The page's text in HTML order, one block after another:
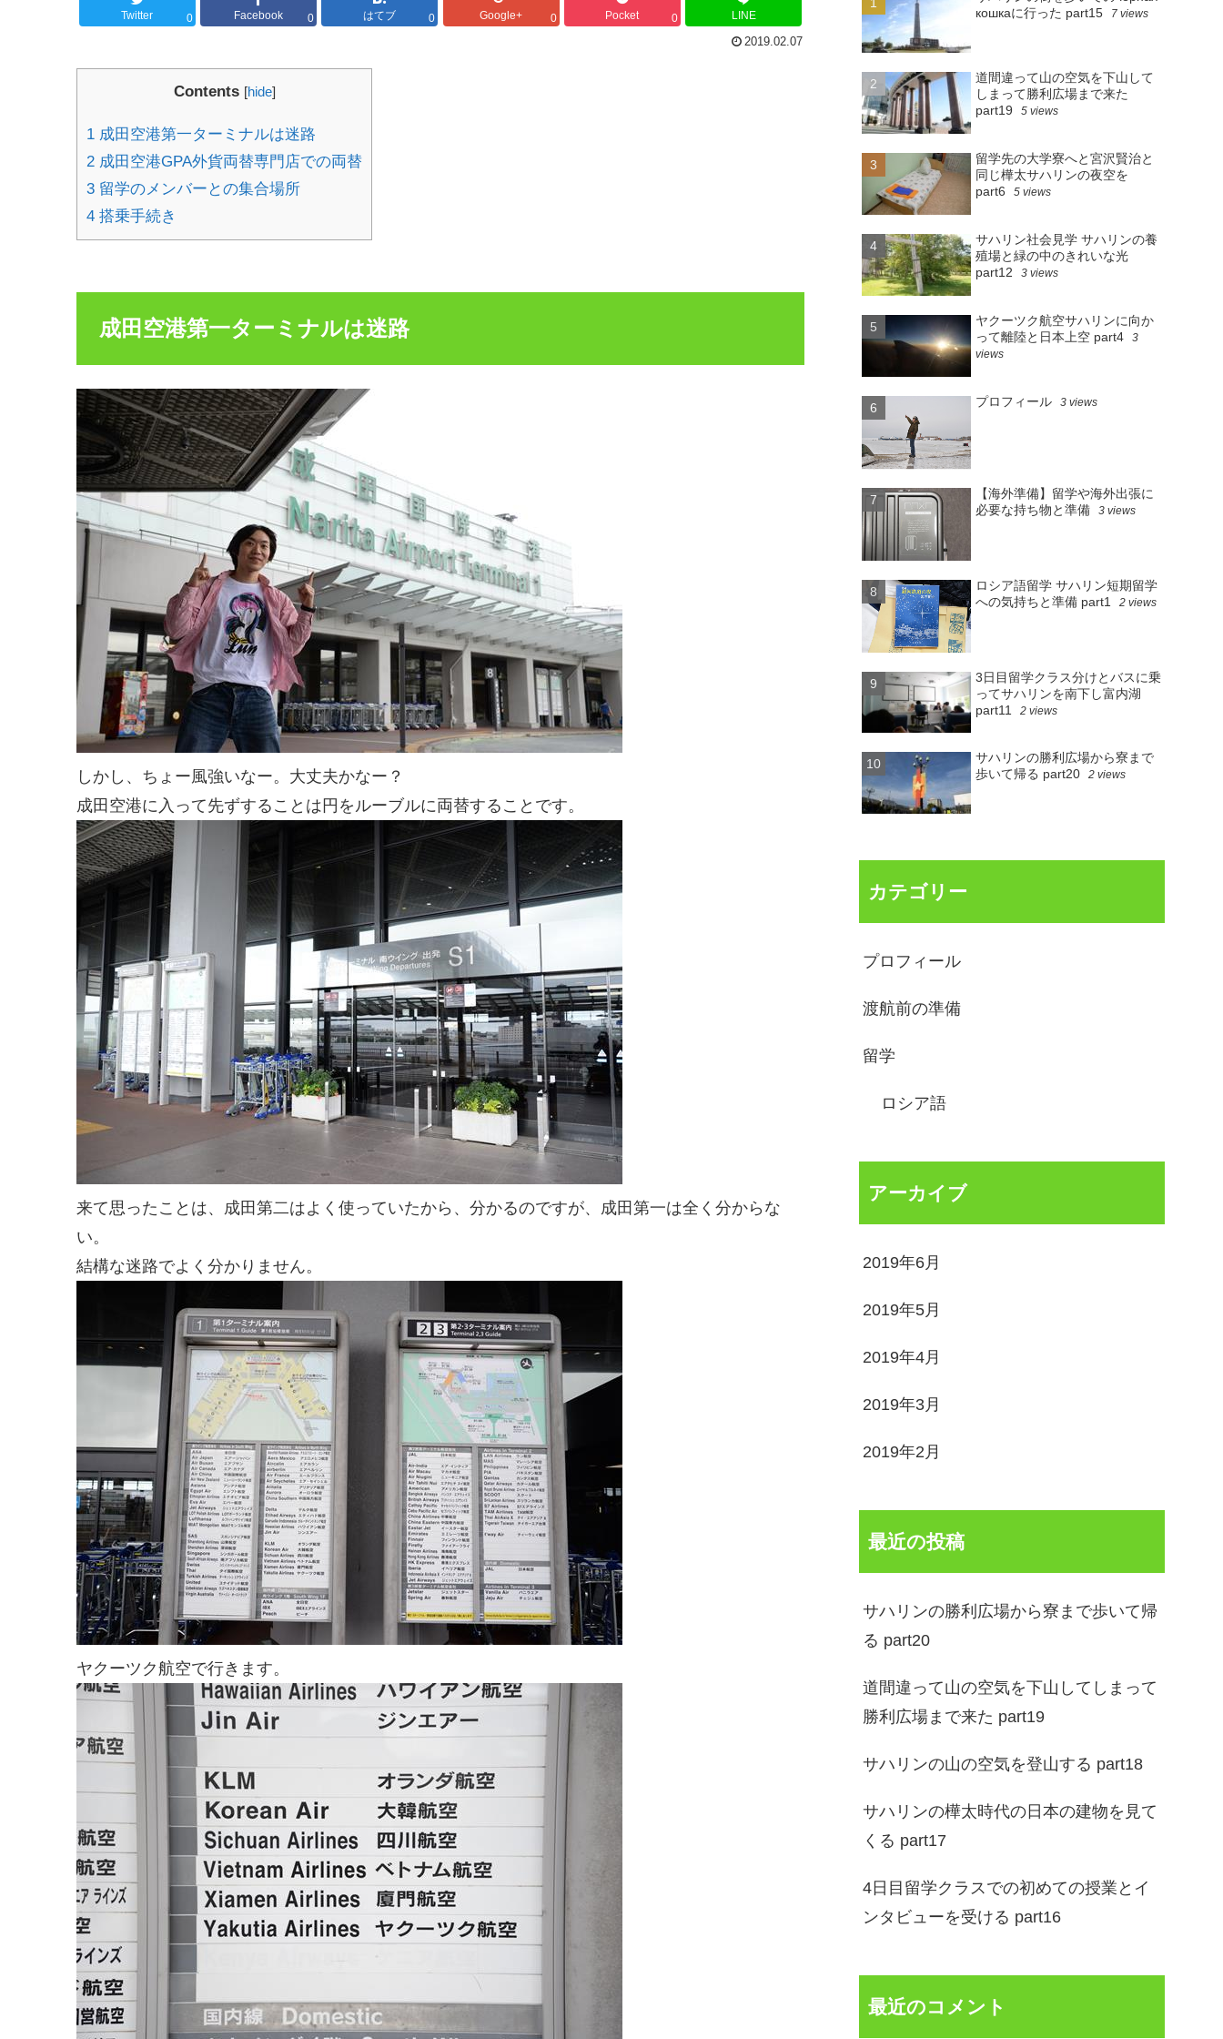
Twitter 0 Facebook 0 はてブ 0 Google+ 0 Pocket 0 LINE
2019.02.07
Contents [hide]
1 成田空港第一ターミナルは迷路
2 成田空港GPA外貨両替専門店での両替
3 留学のメンバーとの集合場所
4 搭乗手続き
成田空港第一ターミナルは迷路
しかし、ちょー風強いなー。大丈夫かなー？
成田空港に入って先ずすることは円をルーブルに両替することです。
来て思ったことは、成田第二はよく使っていたから、分かるのですが、成田第一は全く分からな
い。
結構な迷路でよく分かりません。
ヤクーツク航空で行きます。
кошкаに行った part15
7 views
道間違って山の空気を下山して
しまって勝利広場まで来た
part19
5 views
留学先の大学寮へと宮沢賢治と
同じ樺太サハリンの夜空を
part6
5 views
サハリン社会見学 サハリンの養
殖場と緑の中のきれいな光
part12
3 views
ヤクーツク航空サハリンに向か
って離陸と日本上空 part4
3
views
プロフィール 3 views
【海外準備】留学や海外出張に
必要な持ち物と準備
3 views
ロシア語留学 サハリン短期留学
への気持ちと準備 part1
2 views
3日目留学クラス分けとバスに乗
ってサハリンを南下し富内湖
part11
2 views
サハリンの勝利広場から寮まで
歩いて帰る part20
2 views
カテゴリー
プロフィール
渡航前の準備
留学
ロシア語
アーカイブ
2019年6月
2019年5月
2019年4月
2019年3月
2019年2月
最近の投稿
サハリンの勝利広場から寮まで歩いて帰
る part20
道間違って山の空気を下山してしまって
勝利広場まで来た part19
サハリンの山の空気を登山する part18
サハリンの樺太時代の日本の建物を見て
くる part17
4日目留学クラスでの初めての授業とイ
ンタビューを受ける part16
最近のコメント